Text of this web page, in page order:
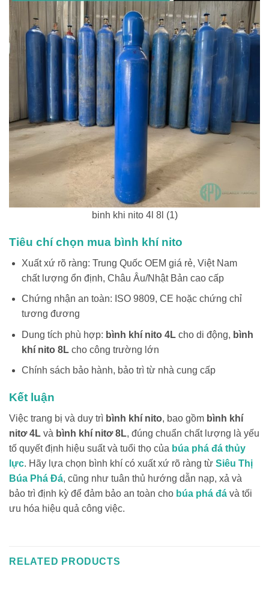
binh khi nito 4l 8l (1)
Tiêu chí chọn mua bình khí nito
Xuất xứ rõ ràng: Trung Quốc OEM giá rẻ, Việt Nam
chất lượng ổn định, Châu Âu/Nhật Bản cao cấp
Chứng nhận an toàn: ISO 9809, CE hoặc chứng chỉ
tương đương
Dung tích phù hợp: bình khí nito 4Lcho di động, bình
khí nito 8Lcho công trường lớn
Chính sách bảo hành, bảo trì từ nhà cung cấp
Kết luận
Việc trang bị và duy trì bình khí nito, bao gồm bình khí
nitơ 4L và bình khí nitơ 8L, đúng chuẩn chất lượng là yếu
tố quyết định hiệu suất và tuổi thọ của búa phá đá thủy
lực. Hãy lựa chọn bình khí có xuất xứ rõ ràng từ Siêu Thị
Búa Phá Đá, cũng như tuân thủ hướng dẫn nạp, xả và
bảo trì định kỳ để đảm bảo an toàn cho búa phá đá và tối
ưu hóa hiệu quả công việc.
RELATED PRODUCTS